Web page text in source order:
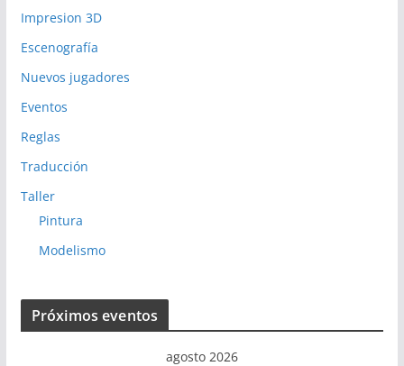
Impresion 3D
Escenografía
Nuevos jugadores
Eventos
Reglas
Traducción
Taller
Pintura
Modelismo
Próximos eventos
agosto 2026